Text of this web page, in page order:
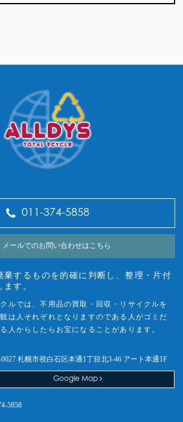
011-374-5858
メールでのお問い合わせはこちら
棄するものを的確に判断し、整理・片付
す。
ルでは、不用品の買取・回収・リサイクルを
は人それぞれとなりますのである人がゴミだ
人からしたらお宝になることがあります。
0027 札幌市視白石区本通1丁目北3-46 アート本通1F
Google Map
5858